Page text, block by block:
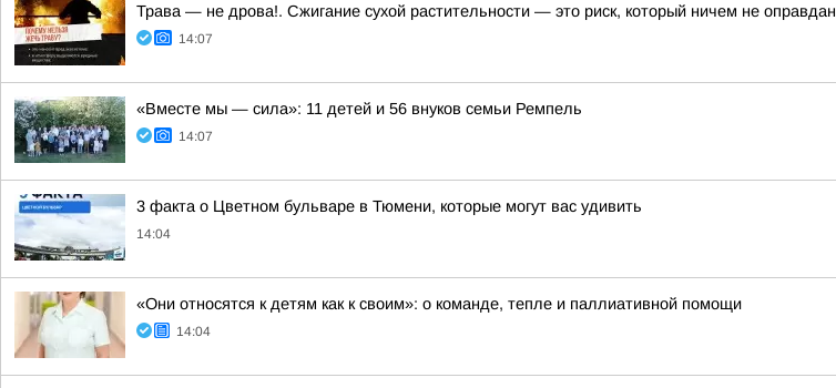
Трава — не дрова!. Сжигание сухой растительности — это риск, который ничем не оправдан
14:07
«Вместе мы — сила»: 11 детей и 56 внуков семьи Ремпель
14:07
3 факта о Цветном бульваре в Тюмени, которые могут вас удивить
14:04
«Они относятся к детям как к своим»: о команде, тепле и паллиативной помощи
14:04